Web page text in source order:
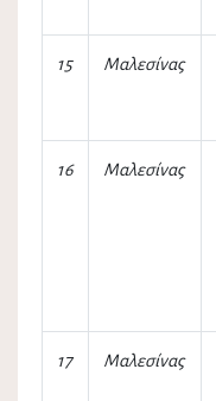
15 Μαλεσίνας
16 Μαλεσίνας
17 Μαλεσίνας